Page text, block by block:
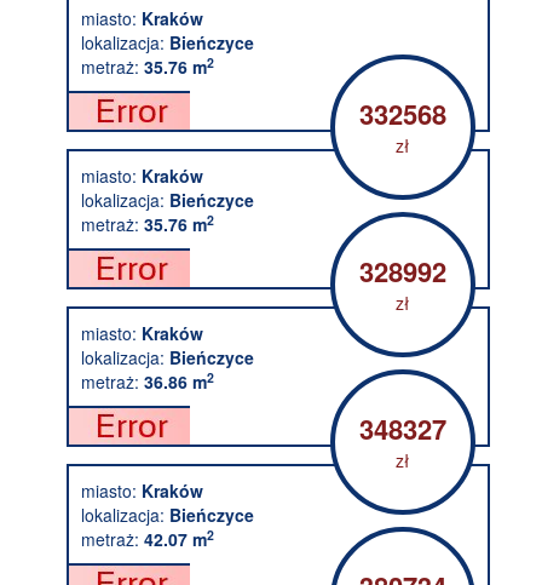
miasto: Kraków
lokalizacja: Bieńczyce
metraż: 35.76 m2
332568
zł
miasto: Kraków
lokalizacja: Bieńczyce
metraż: 35.76 m2
328992
zł
miasto: Kraków
lokalizacja: Bieńczyce
metraż: 36.86 m2
348327
zł
miasto: Kraków
lokalizacja: Bieńczyce
metraż: 42.07 m2